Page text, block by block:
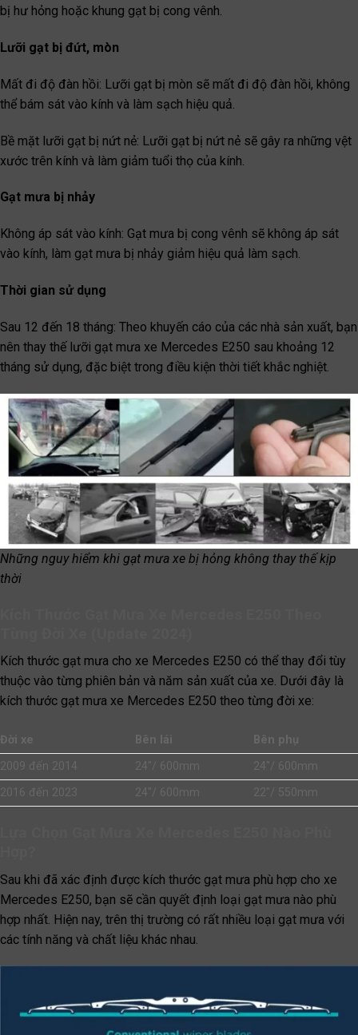
bị hư hỏng hoặc khung gạt bị cong vênh.
Lưỡi gạt bị đứt, mòn
Mất đi độ đàn hồi: Lưỡi gạt bị mòn sẽ mất đi độ đàn hồi, không
thể bám sát vào kính và làm sạch hiệu quả.
Bề mặt lưỡi gạt bị nứt nẻ: Lưỡi gạt bị nứt nẻ sẽ gây ra những vệt
xước trên kính và làm giảm tuổi thọ của kính.
Gạt mưa bị nhảy
Không áp sát vào kính: Gạt mưa bị cong vênh sẽ không áp sát
vào kính, làm gạt mưa bị nhảy giảm hiệu quả làm sạch.
Thời gian sử dụng
Sau 12 đến 18 tháng: Theo khuyến cáo của các nhà sản xuất, bạn
nên thay thế lưỡi gạt mưa xe Mercedes E250 sau khoảng 12
tháng sử dụng, đặc biệt trong điều kiện thời tiết khắc nghiệt.
Những nguy hiểm khi gạt mưa xe bị hỏng không thay thế kịp
thời
Kích thước gạt mưa cho xe Mercedes E250 có thể thay đổi tùy
thuộc vào từng phiên bản và năm sản xuất của xe. Dưới đây là
kích thước gạt mưa xe Mercedes E250 theo từng đời xe:
Đời xe Bên lái
Bên phụ
2009 đến 2014
24″/ 600mm
24″/ 600mm
2016 đến 2023
24″/ 600mm 22″/ 550mm
Sau khi đã xác định được kích thước gạt mưa phù hợp cho xe
Mercedes E250, bạn sẽ cần quyết định loại gạt mưa nào phù
hợp nhất. Hiện nay, trên thị trường có rất nhiều loại gạt mưa với
các tính năng và chất liệu khác nhau.